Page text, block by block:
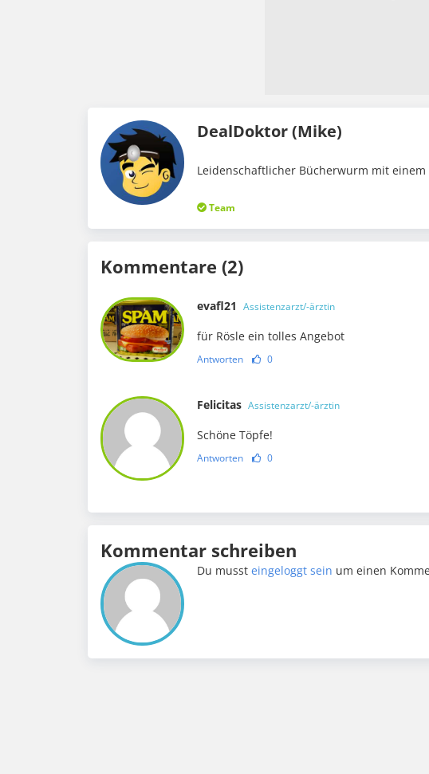
DealDoktor (Mike)
Leidenschaftlicher Bücherwurm mit
Team
Kommentare (2)
evafl21 Assistenzarzt/-ärztin
für Rösle ein tolles Angebot
Antworten 0
Felicitas Assistenzarzt/-ärztin
Schöne Töpfe!
Antworten 0
Kommentar schreiben
Du mussteingeloggt sein um einen